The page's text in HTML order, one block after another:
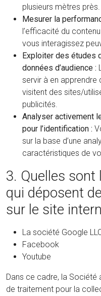
plusieurs mètres près.
Mesurer la
l’efficacité du
vous interagissez
Exploiter des études
données d’audience :
servir à en apprendre
visitent des sites/
publicités.
Analyser activement
pour l’identification :
sur la base d’une
caractéristiques de
3. Quelles
qui déposent
sur le site
La société Google
Facebook
Youtube
Dans ce cadre, la Société
de traitement pour la